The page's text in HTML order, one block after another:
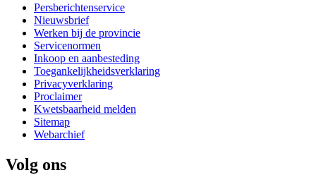
Persberichtenservice
Nieuwsbrief
Werken bij de provincie
Servicenormen
Inkoop en aanbesteding
Toegankelijkheidsverklaring
Privacyverklaring
Proclaimer
Kwetsbaarheid melden
Sitemap
Webarchief
Volg ons